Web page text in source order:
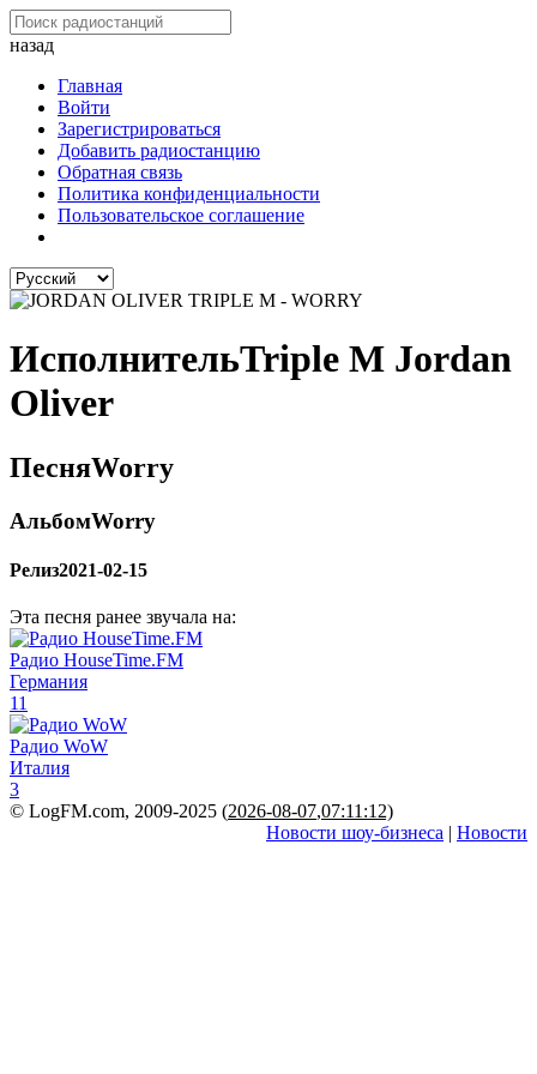
назад
Главная
Войти
Зарегистрироваться
Добавить радиостанцию
Обратная связь
Политика конфиденциальности
Пользовательское соглашение
ИсполнительTriple M Jordan
Oliver
ПесняWorry
АльбомWorry
Релиз2021-02-15
Эта песня ранее звучала на:
Радио HouseTime.FM
Германия
11
Радио WoW
Италия
3
© LogFM.com, 2009-2025 (2026-08-07,07:11:12)
Новости шоу-бизнеса | Новости